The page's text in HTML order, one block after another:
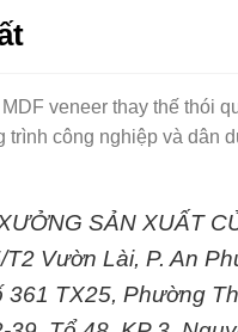
veneer thay thế thói
trình công nghiệp và
SẢN XUẤT
Vườn Lài, P. An
361 TX25, Phường